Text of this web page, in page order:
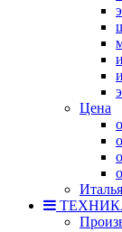
Цена